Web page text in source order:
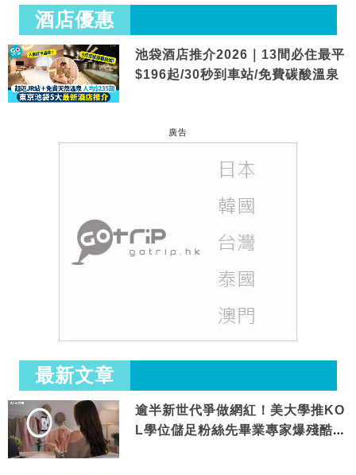
酒店優惠
池袋酒店推介2026｜13間必住最平
$196起/30秒到車站/免費碳酸溫泉
廣告
最新文章
逾半新世代爭做網紅！美大學推KO
L學位儲足粉絲先畢業專家爆殘酷現